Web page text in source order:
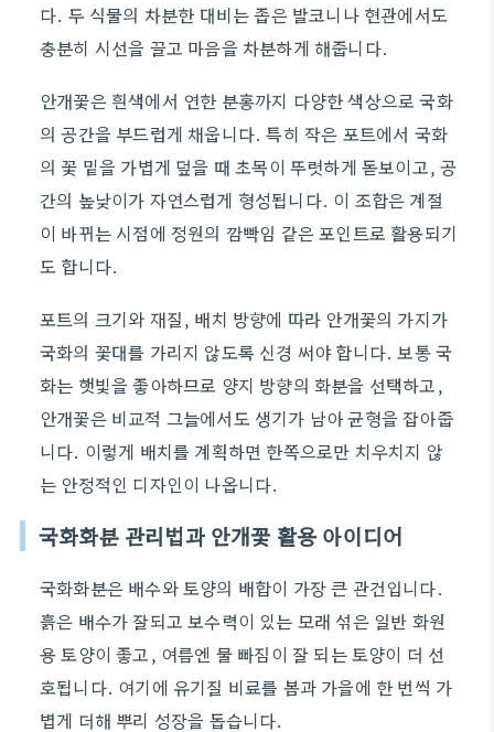
다. 두 식물의 차분한 대비는 좁은 발코니나 현관에서도
충분히 시선을 끌고 마음을 차분하게 해줍니다.
안개꽃은 흰색에서 연한 분홍까지 다양한 색상으로 국화
의 공간을 부드럽게 채웁니다. 특히 작은 포트에서 국화
의 꽃 밑을 가볍게 덮을 때 초목이 뚜렷하게 돋보이고, 공
간의 높낮이가 자연스럽게 형성됩니다. 이 조합은 계절
이 바뀌는 시점에 정원의 깜빡임 같은 포인트로 활용되기
도 합니다.
포트의 크기와 재질, 배치 방향에 따라 안개꽃의 가지가
국화의 꽃대를 가리지 않도록 신경 써야 합니다. 보통 국
화는 햇빛을 좋아하므로 양지 방향의 화분을 선택하고,
안개꽃은 비교적 그늘에서도 생기가 남아 균형을 잡아줍
니다. 이렇게 배치를 계획하면 한쪽으로만 치우치지 않
는 안정적인 디자인이 나옵니다.
국화화분 관리법과 안개꽃 활용 아이디어
국화화분은 배수와 토양의 배합이 가장 큰 관건입니다.
흙은 배수가 잘되고 보수력이 있는 모래 섞은 일반 화원
용 토양이 좋고, 여름엔 물 빠짐이 잘 되는 토양이 더 선
호됩니다. 여기에 유기질 비료를 봄과 가을에 한 번씩 가
볍게 더해 뿌리 성장을 돕습니다.